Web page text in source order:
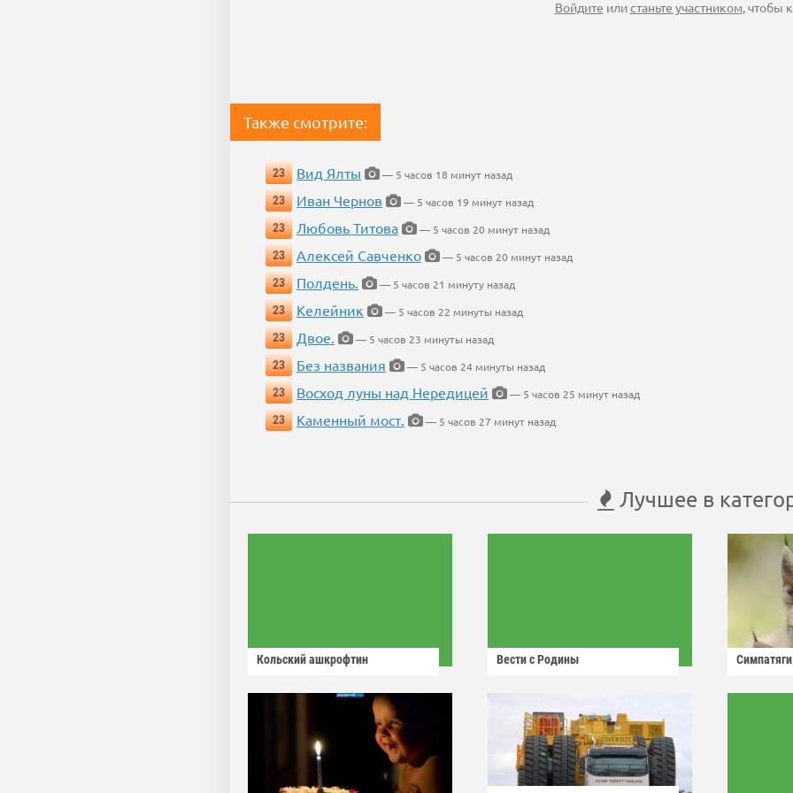
Войдите илистаньте участником, чтобы
Также смотрите:
23 Вид Ялты
— 5 часов 18 минут назад
23
Иван Чернов
— 5 часов 19 минут назад
23
Любовь Титова
— 5 часов 20 минут назад
23
Алексей Савченко
— 5 часов 20 минут назад
23
Полдень.
— 5 часов 21 минуту назад
23
Келейник
— 5 часов 22 минуты назад
23
Двое.
— 5 часов 23 минуты назад
23
Без названия
— 5 часов 24 минуты назад
23
Восход луны над Нередицей
— 5 часов 25 минут назад
23
Каменный мост. — 5 часов 27 минут назад
Лучшее в
Кольский ашкрофтин Вести с Родины Симпатяги